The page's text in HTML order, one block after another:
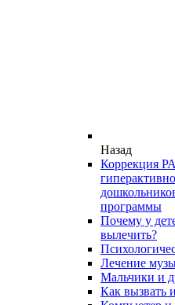
Назад
Коррекция
программы
Почему у
вылечить?
Лечение
Мальчики и
Как вызвать